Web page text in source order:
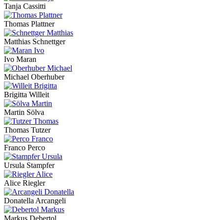
Tanja Cassitti
Thomas Plattner
Matthias Schnettger
Ivo Maran
Michael Oberhuber
Brigitta Willeit
Martin Sölva
Thomas Tutzer
Franco Perco
Ursula Stampfer
Alice Riegler
Donatella Arcangeli